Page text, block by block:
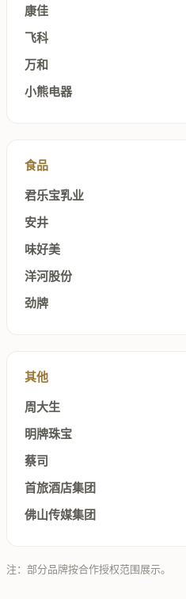
康佳
飞科
万和
小熊电器
食品
君乐宝乳业
安井
味好美
洋河股份
劲牌
其他
周大生
明牌珠宝
蔡司
首旅酒店集团
佛山传媒集团
注：部分品牌按合作授权范围展示。